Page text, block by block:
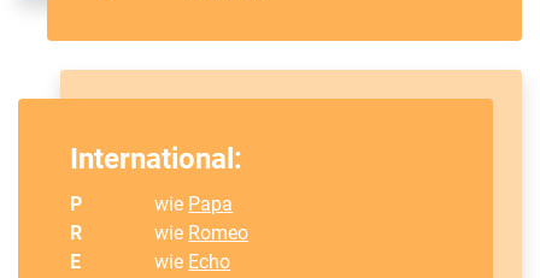
International:
P wie Papa
R
wie Romeo
E
wie Echo